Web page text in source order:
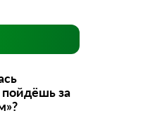
пойдёшь за